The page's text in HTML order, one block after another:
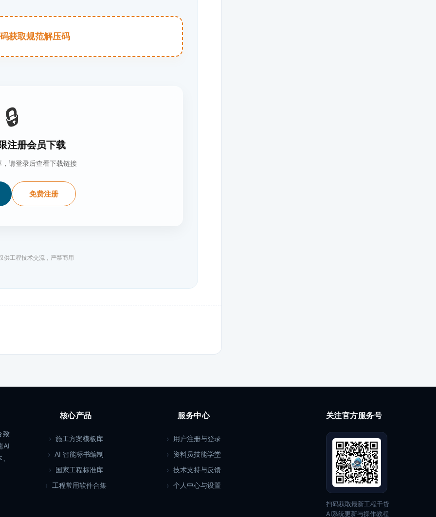
获取规范解压码
🔒
注册会员下载
请登录后查看下载链接
免费注册
供工程技术交流，严禁商用
致
AI
核心产品
施工方案模板库
AI 智能标书编制
国家工程标准库
工程常用软件合集
服务中心
用户注册与登录
资料员技能学堂
技术支持与反馈
个人中心与设置
关注官方服务号
扫码获取最新工程干货
AI系统更新与操作教程